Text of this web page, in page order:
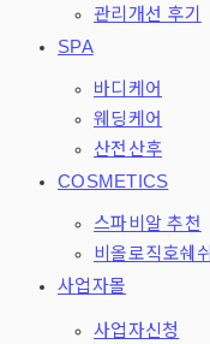
관리개선 후기
SPA
바디케어
웨딩케어
산전산후
COSMETICS
스파비알 추천
비올로직호쉐쉬
사업자몰
사업자신청